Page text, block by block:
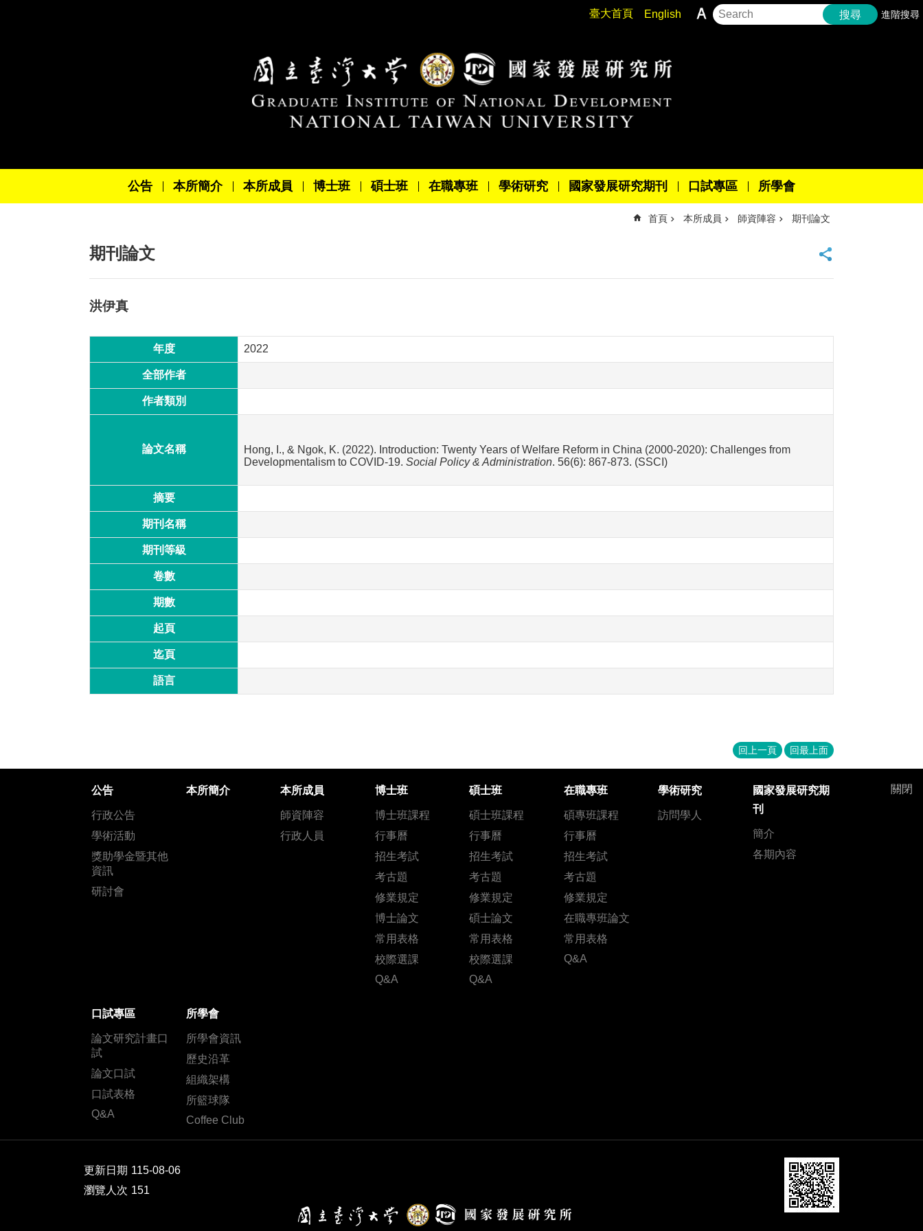
臺大首頁 English 搜尋 進階搜尋
公告 本所簡介 本所成員 博士班 碩士班 在職專班 學術研究 國家發展研究期刊 口試專區 所學會
首頁 本所成員 師資陣容 期刊論文
期刊論文
洪伊真
年度 2022
全部作者
作者類別
論文名稱
Hong, I., & Ngok, K. (2022). Introduction: Twenty Years of Welfare Reform in China (2000-2020): Challenges from
Developmentalism to COVID-19. Social Policy & Administration. 56(6): 867-873. (SSCI)
摘要
期刊名稱
期刊等級
卷數
期數
起頁
迄頁
語言
回上一頁 回最上面
關閉
公告
行政公告
學術活動
獎助學金暨其他
資訊
研討會
本所簡介 本所成員
師資陣容
行政人員
博士班
博士班課程
行事曆
招生考試
考古題
修業規定
博士論文
常用表格
校際選課
Q&A
碩士班
碩士班課程
行事曆
招生考試
考古題
修業規定
碩士論文
常用表格
校際選課
Q&A
在職專班
碩專班課程
行事曆
招生考試
考古題
修業規定
在職專班論文
常用表格
Q&A
學術研究
訪問學人
國家發展研究期
刊
簡介
各期內容
口試專區
論文研究計畫口
試
論文口試
口試表格
Q&A
所學會
所學會資訊
歷史沿革
組織架構
所籃球隊
Coffee Club
更新日期 115-08-06
瀏覽人次 151